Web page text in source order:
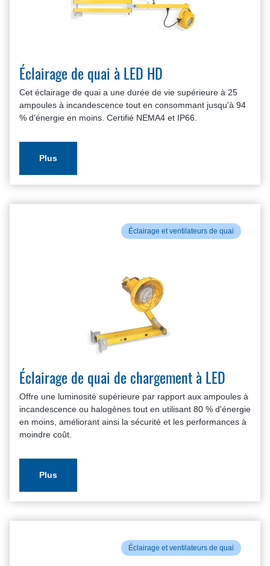
Éclairage de quai à LED HD
Cet éclairage de quai a une durée de vie supérieure à 25
ampoules à incandescence tout en consommant jusqu'à 94
% d'énergie en moins. Certifié NEMA4 et IP66.
Plus
Éclairage et ventilateurs de quai
Éclairage de quai de chargement à LED
Offre une luminosité supérieure par rapport aux ampoules à
incandescence ou halogènes tout en utilisant 80 % d'énergie
en moins, améliorant ainsi la sécurité et les performances à
moindre coût.
Plus
Éclairage et ventilateurs de quai